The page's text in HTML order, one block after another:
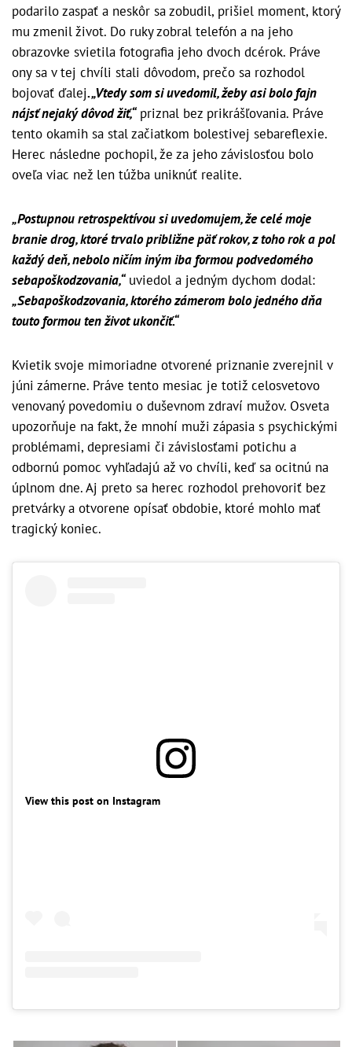
podarilo zaspať a neskôr sa zobudil, prišiel moment, ktorý
mu zmenil život. Do ruky zobral telefón a na jeho
obrazovke svietila fotografia jeho dvoch dcérok. Práve
ony sa v tej chvíli stali dôvodom, prečo sa rozhodol
bojovať ďalej. „Vtedy som si uvedomil, žeby asi bolo fajn
nájsť nejaký dôvod žiť,“priznal bez prikrášľovania. Práve
tento okamih sa stal začiatkom bolestivej sebareflexie.
Herec následne pochopil, že za jeho závislosťou bolo
oveľa viac než len túžba uniknúť realite.
„Postupnou retrospektívou si uvedomujem, že celé moje
branie drog, ktoré trvalo približne päť rokov, z toho rok a pol
každý deň, nebolo ničím iným iba formou podvedomého
sebapoškodzovania,“uviedol a jedným dychom dodal:
„Sebapoškodzovania, ktorého zámerom bolo jedného dňa
touto formou ten život ukončiť.“
Kvietik svoje mimoriadne otvorené priznanie zverejnil v
júni zámerne. Práve tento mesiac je totiž celosvetovo
venovaný povedomiu o duševnom zdraví mužov. Osveta
upozorňuje na fakt, že mnohí muži zápasia s psychickými
problémami, depresiami či závislosťami potichu a
odbornú pomoc vyhľadajú až vo chvíli, keď sa ocitnú na
úplnom dne. Aj preto sa herec rozhodol prehovoriť bez
pretvárky a otvorene opísať obdobie, ktoré mohlo mať
tragický koniec.
View this post on Instagram